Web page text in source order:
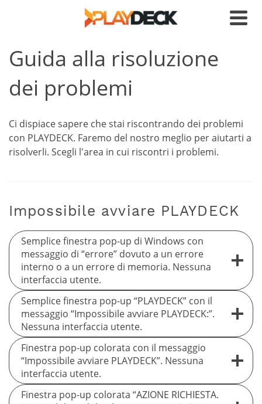
Guida alla risoluzione
dei problemi
Ci dispiace sapere che stai riscontrando dei problemi
con PLAYDECK. Faremo del nostro meglio per aiutarti a
risolverli. Scegli l'area in cui riscontri i problemi.
Impossibile avviare PLAYDECK
Semplice finestra pop-up di Windows con
messaggio di “errore” dovuto a un errore
interno o a un errore di memoria. Nessuna
interfaccia utente.
Semplice finestra pop-up “PLAYDECK” con il
messaggio “Impossibile avviare PLAYDECK:”.
Nessuna interfaccia utente.
Finestra pop-up colorata con il messaggio
“Impossibile avviare PLAYDECK”. Nessuna
interfaccia utente.
Finestra pop-up colorata “AZIONE RICHIESTA.